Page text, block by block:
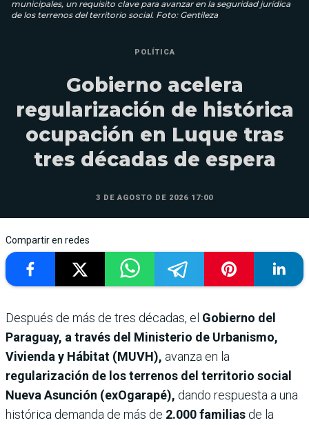
municipales, un requisito clave para avanzar en la seguridad jurídica
de los terrenos del territorio social. Foto: Gentileza
POLÍTICA
Gobierno acelera
regularización de histórica
ocupación en Luque tras
tres décadas de espera
3 DE AGOSTO DE 2026 17:00
Compartir en redes
Después de más de tres décadas, el Gobierno del
Paraguay, a través del Ministerio de Urbanismo,
Vivienda y Hábitat (MUVH), avanza en la
regularización de los terrenos del territorio social
Nueva Asunción (exOgarapé), dando respuesta a una
histórica demanda de más de 2.000 familias de la